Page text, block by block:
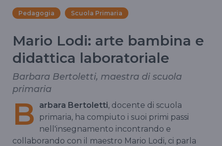
Pedagogia Scuola Primaria
Mario Lodi: arte bambina e
didattica laboratoriale
Barbara Bertoletti, maestra di scuola
primaria
B arbara Bertoletti, docente di scuola
primaria, ha compiuto i suoi primi passi
nell'insegnamento incontrando e
collaborando con il maestro Mario Lodi, ci parla